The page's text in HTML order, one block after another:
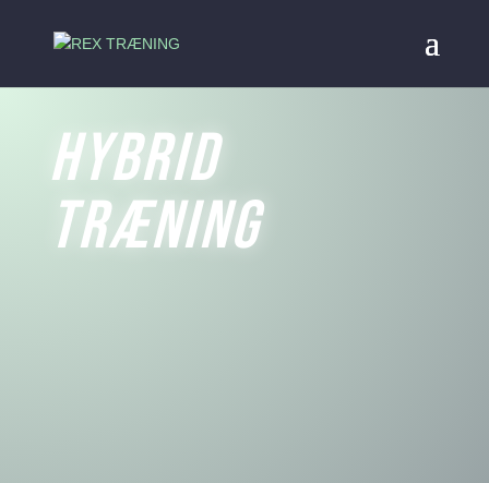
Hybrid
Træning
Besøg vores Facebook side, og se vores
kommende
Luk